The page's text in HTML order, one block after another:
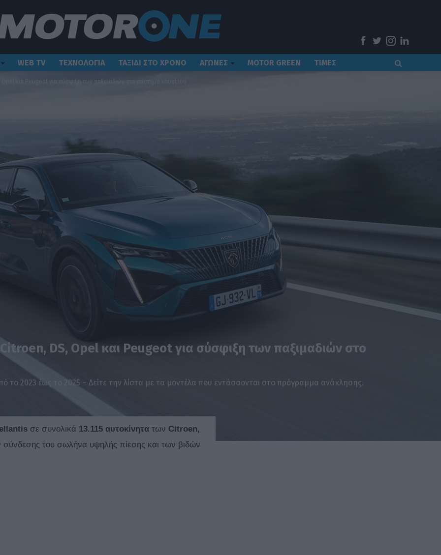
WEB TV ΤΕΧΝΟΛΟΓΙΑ ΤΑΞΙΔΙ ΣΤΟ ΧΡΟΝΟ ΑΓΩΝΕΣ MOTOR GREEN ΤΙΜΕΣ
και Peugeot για σύσφιξη των παξιμαδιών στο σύστημα καυσίμου
DS, Opel και Peugeot για σύσφιξη των παξιμαδιών στο
2023 έως το 2025 – Δείτε την λίστα με τα μοντέλα που εντάσσονται στο πρόγραμμα ανάκλησης.
σε συνολικά 13.115 αυτοκίνητα των Citroen,
σύνδεσης του σωλήνα υψηλής πίεσης και των βιδών